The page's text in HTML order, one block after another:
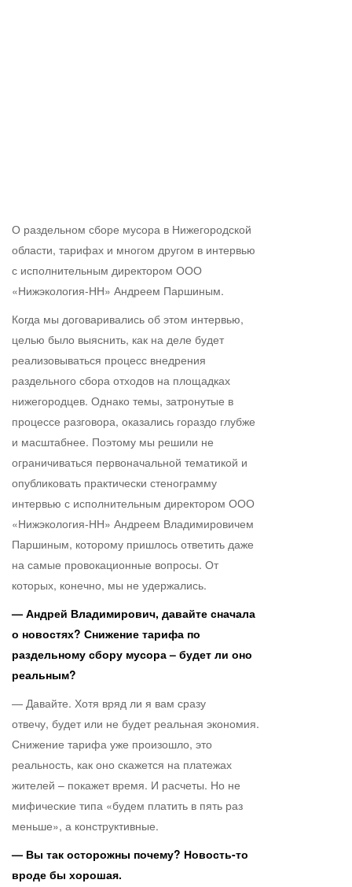
О раздельном сборе мусора в Нижегородской
области, тарифах и многом другом в интервью
с исполнительным директором ООО
«Нижэкология-НН» Андреем Паршиным.
Когда мы договаривались об этом интервью,
целью было выяснить, как на деле будет
реализовываться процесс внедрения
раздельного сбора отходов на площадках
нижегородцев. Однако темы, затронутые в
процессе разговора, оказались гораздо глубже
и масштабнее. Поэтому мы решили не
ограничиваться первоначальной тематикой и
опубликовать практически стенограмму
интервью с исполнительным директором ООО
«Нижэкология-НН» Андреем Владимировичем
Паршиным, которому пришлось ответить даже
на самые провокационные вопросы. От
которых, конечно, мы не удержались.
— Андрей Владимирович, давайте сначала
о новостях? Снижение тарифа по
раздельному сбору мусора – будет ли оно
реальным?
— Давайте. Хотя вряд ли я вам сразу
отвечу, будет или не будет реальная экономия.
Снижение тарифа уже произошло, это
реальность, как оно скажется на платежах
жителей – покажет время. И расчеты. Но не
мифические типа «будем платить в пять раз
меньше», а конструктивные.
— Вы так осторожны почему? Новость-то
вроде бы хорошая.